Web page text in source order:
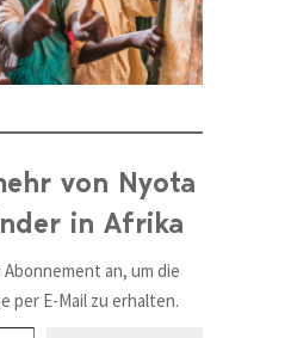
von Nyota
in Afrika
an, um die
per E-Mail zu erhalten.